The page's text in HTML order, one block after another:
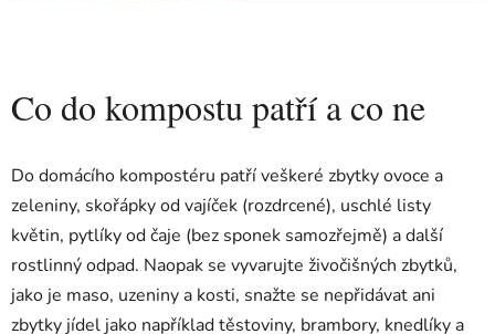
Co do kompostu patří a co ne
Do domácího kompostéru patří veškeré zbytky ovoce a
zeleniny, skořápky od vajíček (rozdrcené), uschlé listy
květin, pytlíky od čaje (bez sponek samozřejmě) a další
rostlinný odpad. Naopak se vyvarujte živočišných zbytků,
jako je maso, uzeniny a kosti, snažte se nepřidávat ani
zbytky jídel jako například těstoviny, brambory, knedlíky a